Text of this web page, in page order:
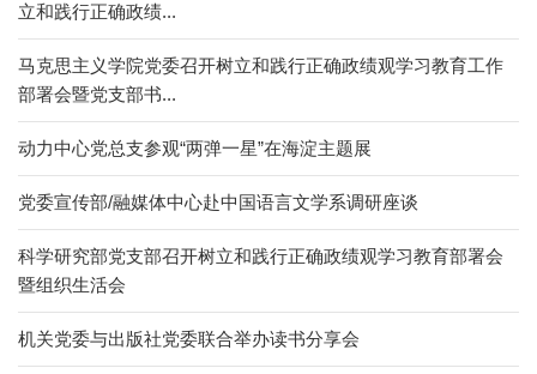
立和践行正确政绩...
马克思主义学院党委召开树立和践行正确政绩观学习教育工作
部署会暨党支部书...
动力中心党总支参观“两弹一星”在海淀主题展
党委宣传部/融媒体中心赴中国语言文学系调研座谈
科学研究部党支部召开树立和践行正确政绩观学习教育部署会
暨组织生活会
机关党委与出版社党委联合举办读书分享会